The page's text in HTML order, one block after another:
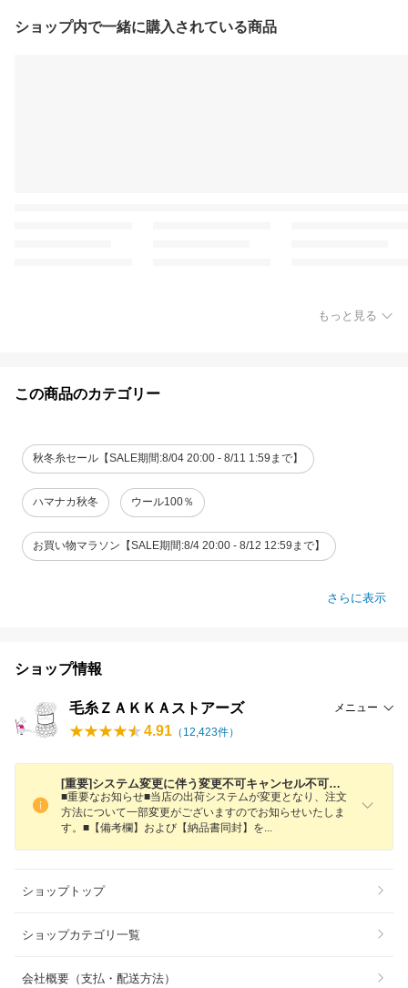
ショップ内で一緒に購入されている商品
もっと見る
この商品のカテゴリー
秋冬糸セール【SALE期間:8/04 20:00 - 8/11 1:59まで】
ハマナカ秋冬 ウール100％
お買い物マラソン【SALE期間:8/4 20:00 - 8/12 12:59まで】
さらに表示
ショップ情報
毛糸ＺＡＫＫＡストアーズ メニュー
4.91 （ 12,423件）
[重要]システム変更に伴う変更不可キャンセル不可のお知らせ
■重要なお知らせ■当店の出荷システムが変更となり、注文
方法について一部変更がございますのでお知らせいたしま
す。■【備考欄】および【納品書同封】 を
ショップトップ
ショップカテゴリ一覧
会社概要（支払・配送方法）